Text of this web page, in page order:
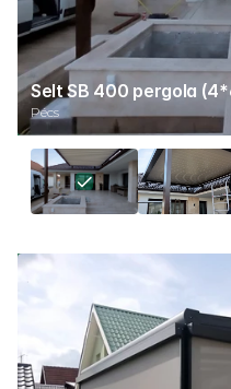
Selt SB 400 pergola
Pécs